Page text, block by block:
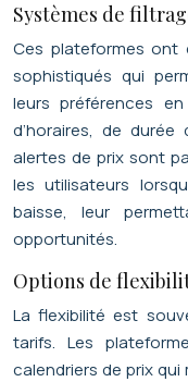
Systèmes de
Ces plateformes ont
sophistiqués qui
leurs préférences
d’horaires, de
alertes de prix sont
les utilisateurs
baisse, leur
opportunités.
Options de
La flexibilité est
tarifs. Les
calendriers de prix